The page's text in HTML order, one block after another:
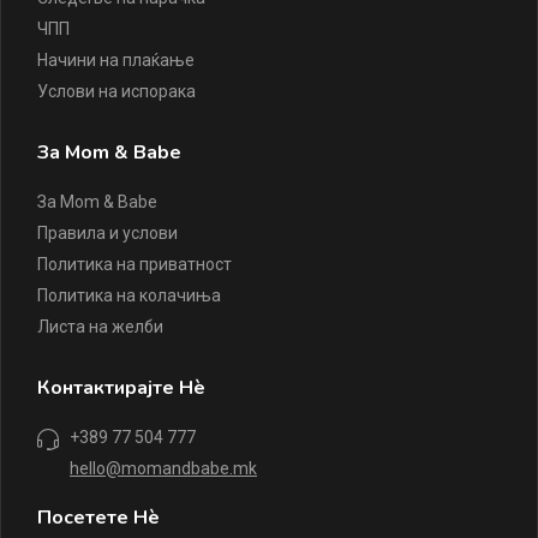
ЧПП
Начини на плаќање
Услови на испорака
За Mom & Babe
За Mom & Babe
Правила и услови
Политика на приватност
Политика на колачиња
Листа на желби
Контактирајте Нè
+389 77 504 777
hello@momandbabe.mk
Посетете Нè